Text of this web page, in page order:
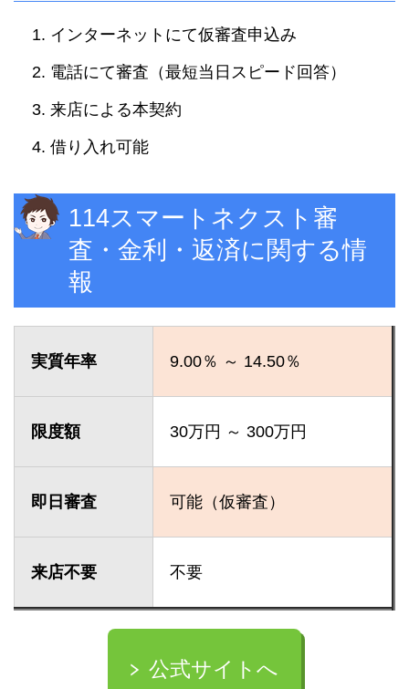
インターネットにて仮審査申込み
電話にて審査（最短当日スピード回答）
来店による本契約
借り入れ可能
114スマートネクスト審
査・金利・返済に関する情
報
実質年率 9.00％ ～ 14.50％
限度額 30万円 ～ 300万円
即日審査 可能（仮審査）
来店不要 不要
公式サイトへ